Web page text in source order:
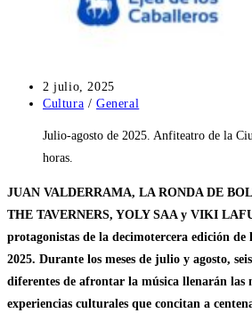
Publicación
de
entrada:
2 julio, 2025
Categoría
la
entrada:
Cultura / General
Julio-agosto de 2025. Anfiteatro de la
horas.
JUAN VALDERRAMA, LA RONDA DE
THE TAVERNERS, YOLY SAA y VIKI
protagonistas de la decimotercera edición de
2025. Durante los meses de julio y agosto,
diferentes de afrontar la música llenarán las
experiencias culturales que concitan a